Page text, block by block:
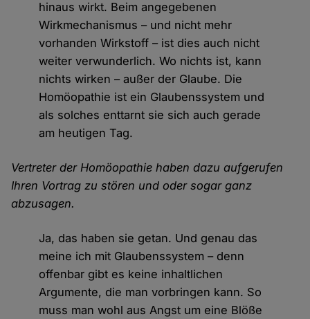
hinaus wirkt. Beim angegebenen
Wirkmechanismus – und nicht mehr
vorhanden Wirkstoff – ist dies auch nicht
weiter verwunderlich. Wo nichts ist, kann
nichts wirken – außer der Glaube. Die
Homöopathie ist ein Glaubenssystem und
als solches enttarnt sie sich auch gerade
am heutigen Tag.
Vertreter der Homöopathie haben dazu aufgerufen
Ihren Vortrag zu stören und oder sogar ganz
abzusagen.
Ja, das haben sie getan. Und genau das
meine ich mit Glaubenssystem – denn
offenbar gibt es keine inhaltlichen
Argumente, die man vorbringen kann. So
muss man wohl aus Angst um eine Blöße